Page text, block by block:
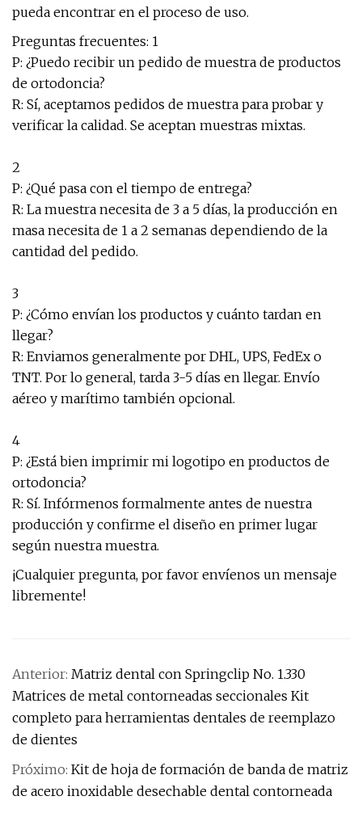
pueda encontrar en el proceso de uso.
Preguntas frecuentes: 1
P: ¿Puedo recibir un pedido de muestra de productos
de ortodoncia?
R: Sí, aceptamos pedidos de muestra para probar y
verificar la calidad. Se aceptan muestras mixtas.
2
P: ¿Qué pasa con el tiempo de entrega?
R: La muestra necesita de 3 a 5 días, la producción en
masa necesita de 1 a 2 semanas dependiendo de la
cantidad del pedido.
3
P: ¿Cómo envían los productos y cuánto tardan en
llegar?
R: Enviamos generalmente por DHL, UPS, FedEx o
TNT. Por lo general, tarda 3-5 días en llegar. Envío
aéreo y marítimo también opcional.
4
P: ¿Está bien imprimir mi logotipo en productos de
ortodoncia?
R: Sí. Infórmenos formalmente antes de nuestra
producción y confirme el diseño en primer lugar
según nuestra muestra.
¡Cualquier pregunta, por favor envíenos un mensaje
libremente!
Anterior: Matriz dental con Springclip No. 1.330
Matrices de metal contorneadas seccionales Kit
completo para herramientas dentales de reemplazo
de dientes
Próximo: Kit de hoja de formación de banda de matriz
de acero inoxidable desechable dental contorneada